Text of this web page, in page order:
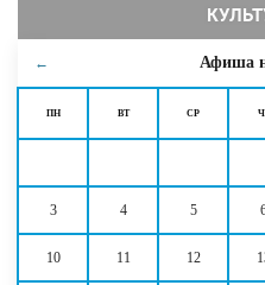
← Афиша
ПН ВТ СР
3 4 5
10 11 12